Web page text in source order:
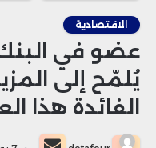
الاقتصادية
عضو في البنك
يُلمّح إلى
الفائدة هذا